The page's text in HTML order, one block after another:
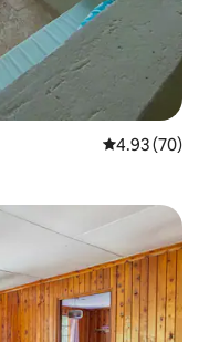
レビュー70
4.93 (70)